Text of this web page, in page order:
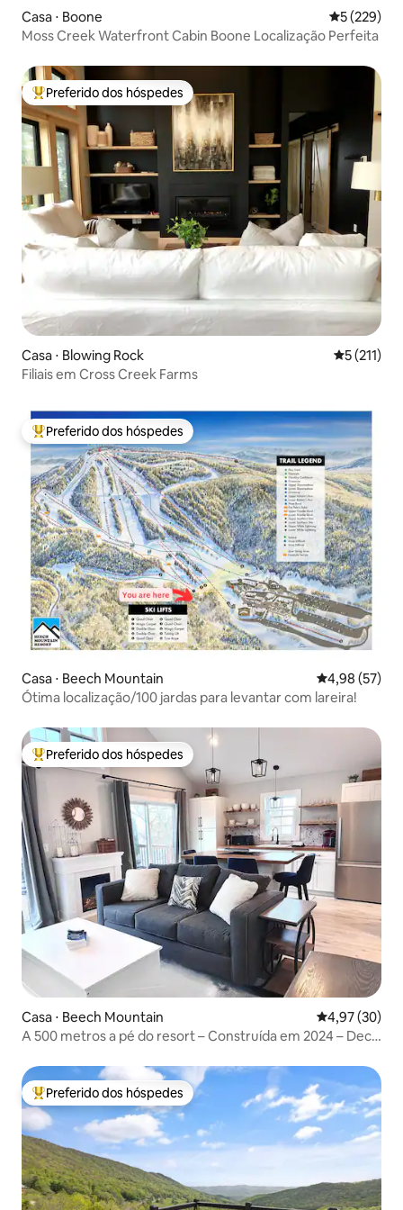
Casa ⋅ Boone 5 de uma
5 (229)
Moss Creek Waterfront Cabin Boone Localização Perfeita
Entre os melhores preferidos dos hóspedes
Preferido dos hóspedes
Casa ⋅ Blowing Rock 5 de uma
5 (211)
Filiais em Cross Creek Farms
Entre os melhores preferidos dos hóspedes
Preferido dos hóspedes
Casa ⋅ Beech Mountain 4,98 de uma
4,98 (57)
Ótima localização/100 jardas para levantar com lareira!
Entre os melhores preferidos dos hóspedes
Preferido dos hóspedes
Casa ⋅ Beech Mountain 4,97 de uma
4,97 (30)
A 500 metros a pé do resort – Construída em 2024 – Deck
Entre os melhores preferidos dos hóspedes
Preferido dos hóspedes